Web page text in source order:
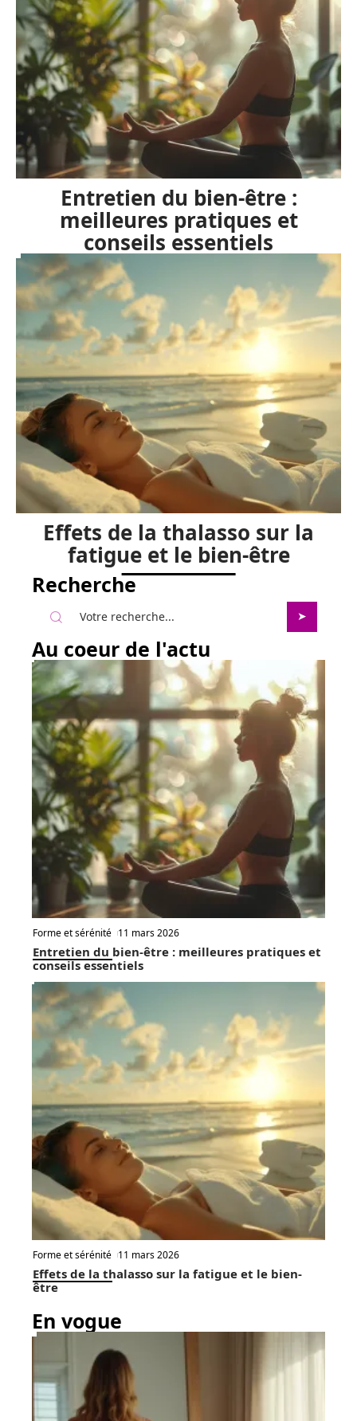
Entretien du bien-être :
meilleures pratiques et
conseils essentiels
Effets de la thalasso sur la
fatigue et le bien-être
Recherche
Au coeur de l'actu
Forme et sérénité 11 mars 2026
Entretien du bien-être : meilleures pratiques et
conseils essentiels
Forme et sérénité 11 mars 2026
Effets de la thalasso sur la fatigue et le bien-
être
En vogue